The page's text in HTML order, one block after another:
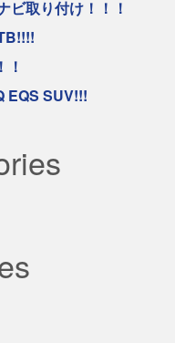
取り付け！！！
EQS SUV!!!